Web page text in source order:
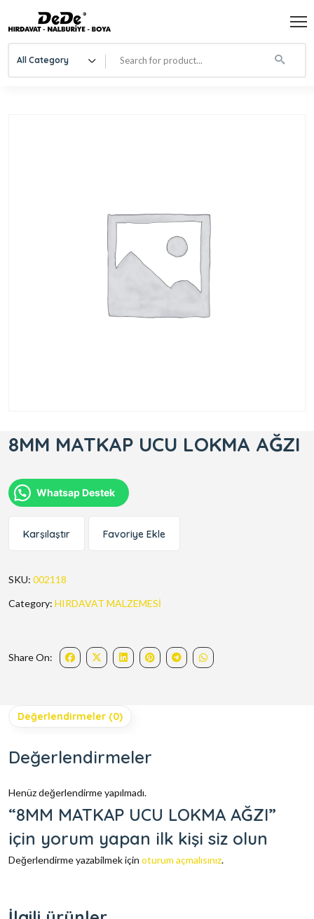
All Category
8MM MATKAP UCU LOKMA AĞZI
Whatsap Destek
Karşılaştır Favoriye Ekle
SKU: 002118
Category: HIRDAVAT MALZEMESİ
Share On:
Değerlendirmeler (0)
Değerlendirmeler
Henüz değerlendirme yapılmadı.
“8MM MATKAP UCU LOKMA AĞZI”
için yorum yapan ilk kişi siz olun
Değerlendirme yazabilmek için oturum açmalısınız.